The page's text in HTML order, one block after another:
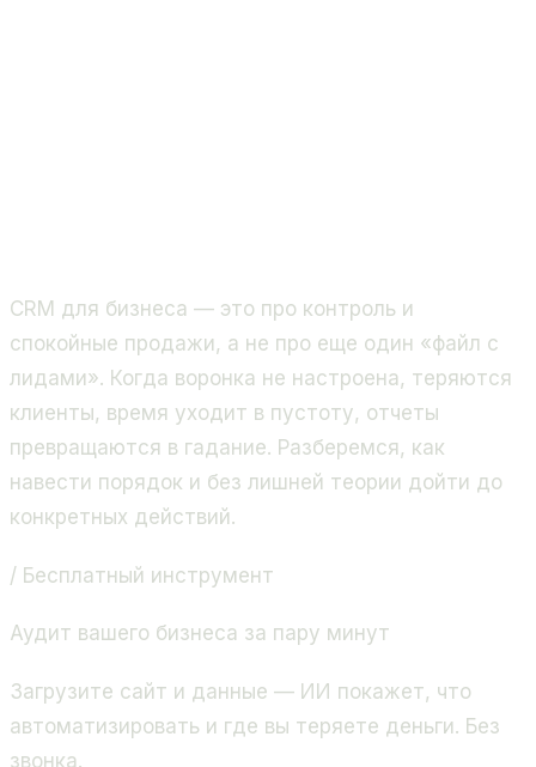
CRM для бизнеса — это про контроль и
спокойные продажи, а не про еще один «файл с
лидами». Когда воронка не настроена, теряются
клиенты, время уходит в пустоту, отчеты
превращаются в гадание. Разберемся, как
навести порядок и без лишней теории дойти до
конкретных действий.
/ Бесплатный инструмент
Аудит вашего бизнеса за пару минут
Загрузите сайт и данные — ИИ покажет, что
автоматизировать и где вы теряете деньги. Без
звонка.